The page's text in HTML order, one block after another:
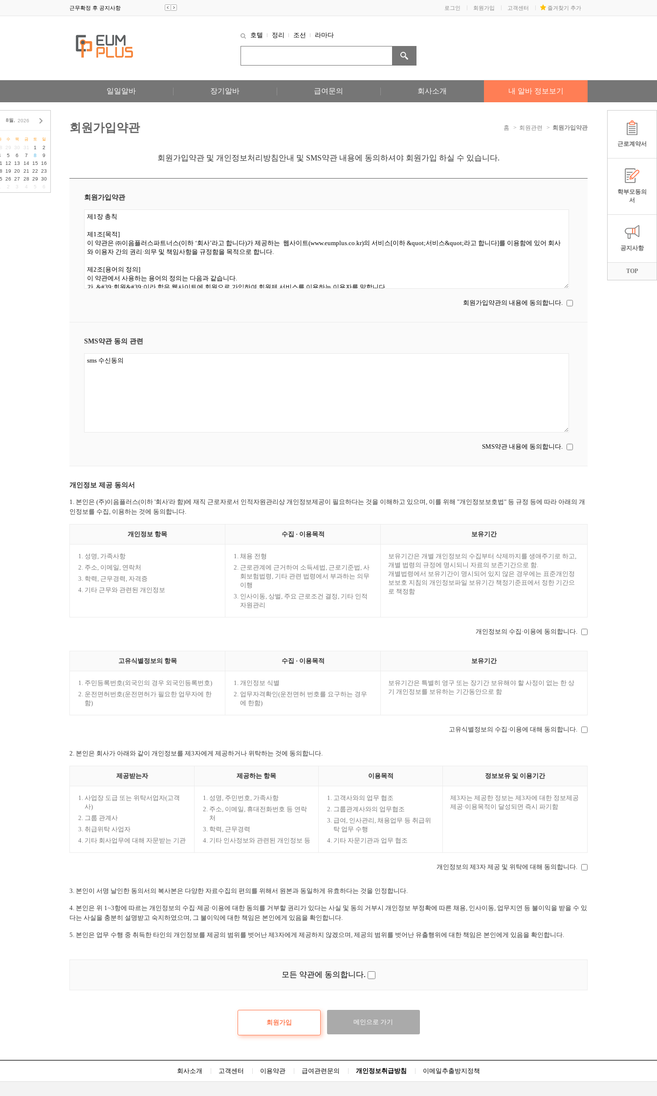
근무확정 후 공지사항 로그인 회원가입 고객센터 즐겨찾기 추가
호텔 정리 조선 라마다
일일알바 장기알바 급여문의 회사소개 내 알바 정보보기
회원가입약관 홈 회원관련 회원가입약관
회원가입약관 및 개인정보처리방침안내 및 SMS약관 내용에 동의하셔야 회원가입 하실 수 있습니다.
회원가입약관
회원가입약관의 내용에 동의합니다.
SMS약관 동의 관련
SMS약관 내용에 동의합니다.
개인정보 제공 동의서
1. 본인은 (주)이음플러스(이하 '회사'라 함)에 재직 근로자로서 인적자원관리상 개인정보제공이 필요하다는 것을 이해하고 있으며, 이를 위해 "개인정보보호법" 등 규정 등에 따라 아래의 개
인정보를 수집, 이용하는 것에 동의합니다.
개인정보 항목 수집 · 이용목적 보유기간
성명, 가족사항
주소, 이메일, 연락처
학력, 근무경력, 자격증
기타 근무와 관련된 개인정보
채용 전형
근로관계에 근거하여 소득세법, 근로기준법, 사
회보험법령, 기타 관련 법령에서 부과하는 의무
이행
인사이동, 상벌, 주요 근로조건 결정, 기타 인적
자원관리
보유기간은 개별 개인정보의 수집부터 삭제까지를 생애주기로 하고,
개별 법령의 규정에 명시되니 자료의 보존기간으로 함.
개별법령에서 보유기간이 명시되어 있지 않은 경우에는 표준개인정
보보호 지침의 개인정보파일 보유기간 책정기준표에서 정한 기간으
로 책정함
개인정보의 수집·이용에 동의합니다.
고유식별정보의 항목 수집 · 이용목적 보유기간
주민등록번호(외국인의 경우 외국인등록번호)
운전면허번호(운전면허가 필요한 업무자에 한
함)
개인정보 식별
업무자격확인(운전면허 번호를 요구하는 경우
에 한함)
보유기간은 특별히 영구 또는 장기간 보유해야 할 사정이 없는 한 상
기 개인정보를 보유하는 기간동안으로 함
고유식별정보의 수집·이용에 대해 동의합니다.
2. 본인은 회사가 아래와 같이 개인정보를 제3자에게 제공하거나 위탁하는 것에 동의합니다.
제공받는자 제공하는 항목 이용목적 정보보유 및 이용기간
사업장 도급 또는 위탁서업자(고객
사)
그룹 관계사
취급위탁 사업자
기타 회사업무에 대해 자문받는 기관
성명, 주민번호, 가족사항
주소, 이메일, 휴대전화번호 등 연락
처
학력, 근무경력
기타 인사정보와 관련된 개인정보 등
고객사와의 업무 협조
그룹관계사와의 업무협조
급여, 인사관리, 채용업무 등 취급위
탁 업무 수행
기타 자문기관과 업무 협조
제3자는 제공한 정보는 제3자에 대한 정보제공
제공·이용목적이 달성되면 즉시 파기함
개인정보의 제3자 제공 및 위탁에 대해 동의합니다.
3. 본인이 서명 날인한 동의서의 복사본은 다양한 자료수집의 편의를 위해서 원본과 동일하게 유효하다는 것을 인정합니다.
4. 본인은 위 1~3항에 따르는 개인정보의 수집·제공·이용에 대한 동의를 거부할 권리가 있다는 사실 및 동의 거부시 개인정보 부정확에 따른 채용, 인사이동, 업무지연 등 불이익을 받을 수 있
다는 사실을 충분히 설명받고 숙지하였으며, 그 불이익에 대한 책임은 본인에게 있음을 확인합니다.
5. 본인은 업무 수행 중 취득한 타인의 개인정보를 제공의 범위를 벗어난 제3자에게 제공하지 않겠으며, 제공의 범위를 벗어난 유출행위에 대한 책임은 본인에게 있음을 확인합니다.
모든 약관에 동의합니다.
메인으로 가기
근로계약서
학부모동의
서
공지사항
TOP
8월, 2026
수 목 금 토 일
29 30 31 1
2
5 6 7 8
9
12 13 14 15
16
19 20 21 22
23
26 27 28 29
30
2 3 4 5 6
회사소개 고객센터 이용약관 급여관련문의 개인정보취급방침 이메일추출방지정책